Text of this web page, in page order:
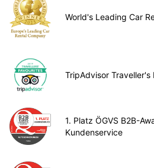
World's Leading Car
TripAdvisor Traveller's
1. Platz ÖGVS B2B-
Kundenservice